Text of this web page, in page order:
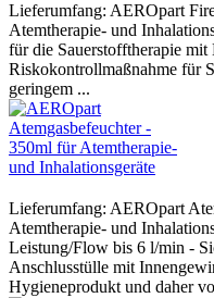
Lieferumfang: AEROpart
Atemtherapie- und
für die Sauerstofftherapie
Riskokontrollmaßnahme für
geringem ...
Lieferumfang: AEROpart
Atemtherapie- und
Leistung/Flow bis 6 l/min -
Anschlusstülle mit
Hygieneprodukt und daher